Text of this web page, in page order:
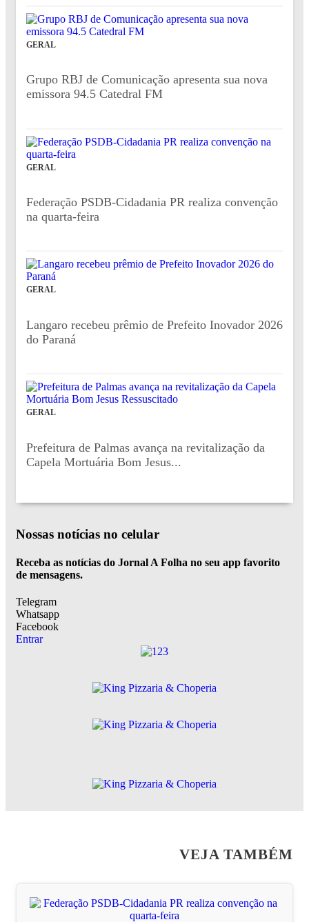
GERAL
Grupo RBJ de Comunicação apresenta sua nova
emissora 94.5 Catedral FM
GERAL
Federação PSDB-Cidadania PR realiza convenção
na quarta-feira
GERAL
Langaro recebeu prêmio de Prefeito Inovador 2026
do Paraná
GERAL
Prefeitura de Palmas avança na revitalização da
Capela Mortuária Bom Jesus...
Nossas notícias no celular
Receba as notícias do Jornal A Folha no seu app favorito
de mensagens.
Telegram
Whatsapp
Facebook
Entrar
VEJA TAMBÉM